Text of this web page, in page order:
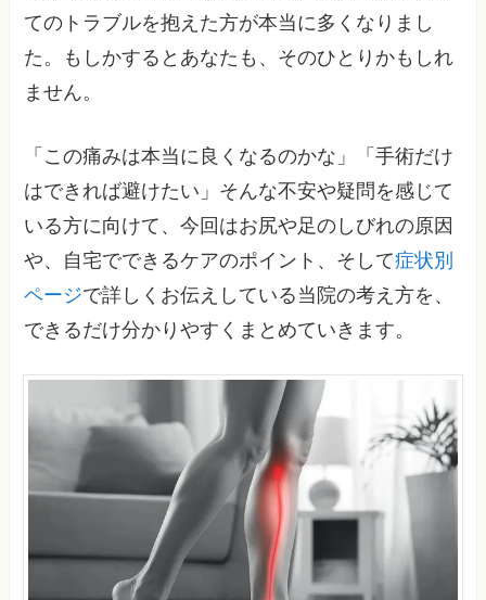
てのトラブルを抱えた方が本当に多くなりまし
た。もしかするとあなたも、そのひとりかもしれ
ません。
「この痛みは本当に良くなるのかな」「手術だけ
はできれば避けたい」そんな不安や疑問を感じて
いる方に向けて、今回はお尻や足のしびれの原因
や、自宅でできるケアのポイント、そして症状別
ページで詳しくお伝えしている当院の考え方を、
できるだけ分かりやすくまとめていきます。